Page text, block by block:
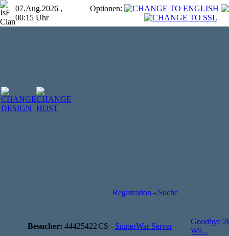
07.Aug.2026 ,
00:15 Uhr
Optionen:
Registration - Suche
Besucher: 44425422CS - SniperWar Server
Goodbye
Wil...